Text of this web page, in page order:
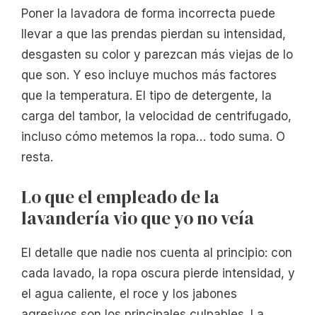
Poner la lavadora de forma incorrecta puede
llevar a que las prendas pierdan su intensidad,
desgasten su color y parezcan más viejas de lo
que son. Y eso incluye muchos más factores
que la temperatura. El tipo de detergente, la
carga del tambor, la velocidad de centrifugado,
incluso cómo metemos la ropa… todo suma. O
resta.
Lo que el empleado de la
lavandería vio que yo no veía
El detalle que nadie nos cuenta al principio: con
cada lavado, la ropa oscura pierde intensidad, y
el agua caliente, el roce y los jabones